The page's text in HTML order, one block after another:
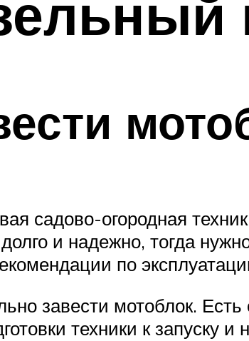
садово-огородная
и надежно, тогда
по
завести мотоблок.
техники к запуску и